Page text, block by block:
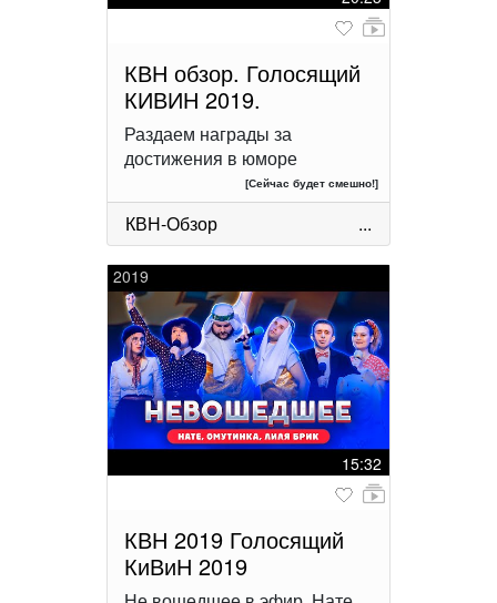
КВН обзор. Голосящий
КИВИН 2019.
Раздаем награды за
достижения в юморе
[Сейчас будет смешно!]
КВН-Обзор ...
2019
15:32
КВН 2019 Голосящий
КиВиН 2019